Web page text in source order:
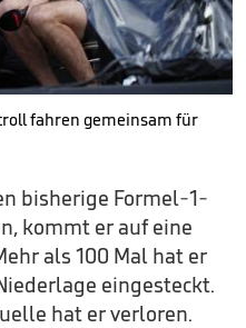
fahren gemeinsam für
bisherige Formel-1-
kommt er auf eine
als 100 Mal hat er
eingesteckt.
hat er verloren.